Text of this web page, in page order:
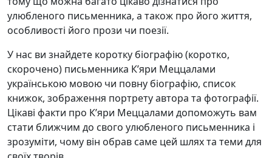
улюбленого письменника, а також про його життя,
особливості його прози чи поезії.
У нас ви знайдете коротку біографію (коротко,
скорочено) письменника К’яри Меццалами
українською мовою чи повну біографію, список
книжок, зображення портрету автора та фотографії.
Цікаві факти про К’яри Меццалами допоможуть вам
стати ближчим до свого улюбленого письменника і
зрозуміти, чому він обрав саме цей шлях та теми для